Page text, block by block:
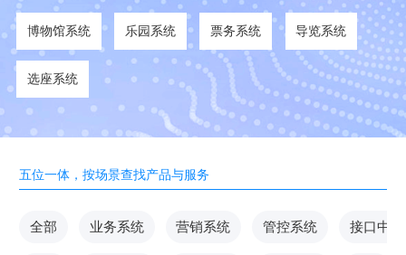
博物馆系统 乐园系统 票务系统 导览系统
选座系统
五位一体，按场景查找产品与服务
全部 业务系统 营销系统 管控系统 接口中台